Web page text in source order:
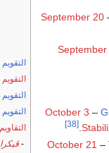
التقويم
-
September 20
September
October 3 –
.
[38]
October 21 –